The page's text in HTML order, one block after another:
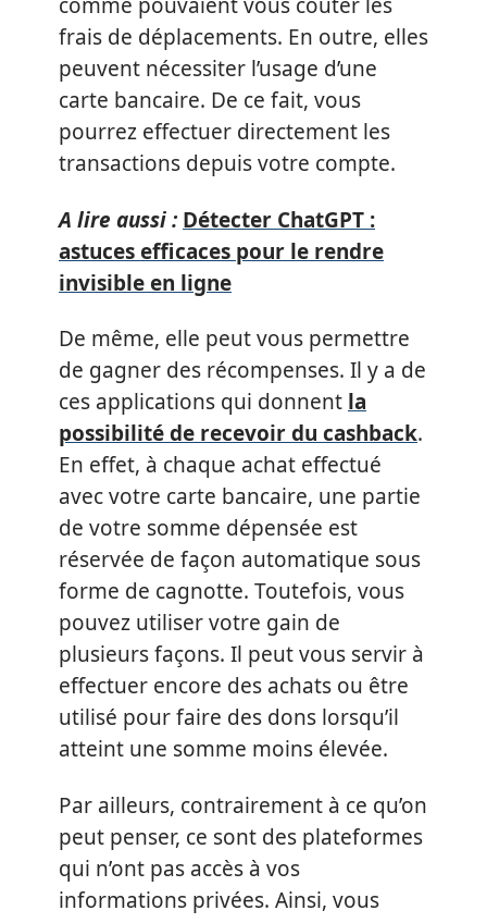
frais de déplacements. En outre, elles
peuvent nécessiter l’usage d’une
carte bancaire. De ce fait, vous
pourrez effectuer directement les
transactions depuis votre compte.
A lire aussi : Détecter ChatGPT :
astuces efficaces pour le rendre
invisible en ligne
De même, elle peut vous permettre
de gagner des récompenses. Il y a de
ces applications qui donnent la
possibilité de recevoir du cashback.
En effet, à chaque achat effectué
avec votre carte bancaire, une partie
de votre somme dépensée est
réservée de façon automatique sous
forme de cagnotte. Toutefois, vous
pouvez utiliser votre gain de
plusieurs façons. Il peut vous servir à
effectuer encore des achats ou être
utilisé pour faire des dons lorsqu’il
atteint une somme moins élevée.
Par ailleurs, contrairement à ce qu’on
peut penser, ce sont des plateformes
qui n’ont pas accès à vos
informations privées. Ainsi, vous